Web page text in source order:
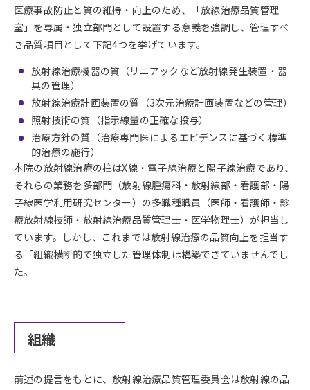
医療事故防止と質の維持・向上のため、「放線治療品質管理
室」を専属・独立部門として設置する意義を強調し、管理すべ
き品質項目として下記4つを挙げています。
放射線治療機器の質（リニアックなど放射線発生装置・器
具の管理）
放射線治療計画装置の質（3次元治療計画装置などの管理）
照射技術の質（指示線量の正確な投与）
治療方針の質（治療専門医によるエビデンスに基づく標準
的治療の施行）
本院の放射線治療の柱はX線・電子線治療と陽子線治療であり、
それらの業務を多部門（放射線腫瘍科・放射線部・看護部・陽
子線医学利用研究センター）の多職種職員（医師・看護師・診
療放射線技師・放射線治療品質管理士・医学物理士）が担当し
ています。しかし、これまでは放射線治療の品質向上を担当す
る「組織横断的で独立した管理体制は構築できていませんでし
た。
組織
前述の提言をもとに、放射線治療品質管理委員会は放射線の品